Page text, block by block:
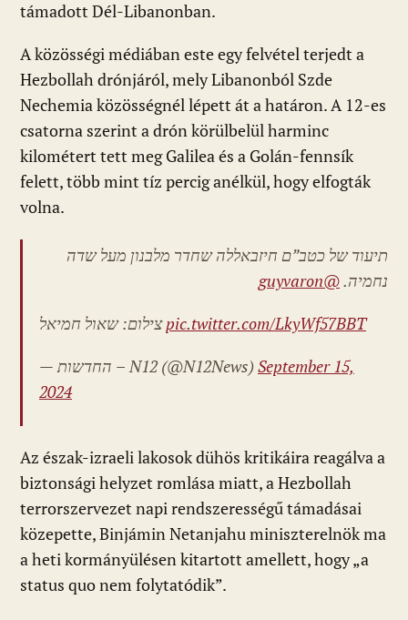
támadott Dél-Libanonban.
A közösségi médiában este egy felvétel terjedt a
Hezbollah drónjáról, mely Libanonból Szde
Nechemia közösségnél lépett át a határon. A 12-es
csatorna szerint a drón körülbelül harminc
kilométert tett meg Galilea és a Golán-fennsík
felett, több mint tíz percig anélkül, hogy elfogták
volna.
תיעוד של כטב”ם חיזבאללה שחדר מלבנון מעל שדה
נחמיה.@guyvaron
צילום: שאול חמיאלpic.twitter.com/LkyWf57BBT
— החדשות – N12 (@N12News)September 15,
2024
Az észak-izraeli lakosok dühös kritikáira reagálva a
biztonsági helyzet romlása miatt, a Hezbollah
terrorszervezet napi rendszerességű támadásai
közepette, Binjámin Netanjahu miniszterelnök ma
a heti kormányülésen kitartott amellett, hogy „a
status quo nem folytatódik”.